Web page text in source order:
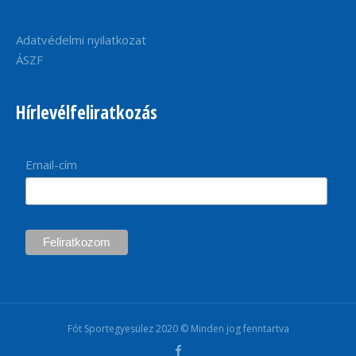
Adatvédelmi nyilatkozat
ÁSZF
Hírlevélfeliratkozás
Email-cím
Fót Sportegyesülez 2020 © Minden jog fenntartva